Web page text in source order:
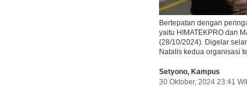
Bertepatan dengan
yaitu HIMATEKPRO dan
(28/10/2024). Digelar
Natalis kedua organisasi
Setyono, Kampus
30 Oktober, 2024 23:41